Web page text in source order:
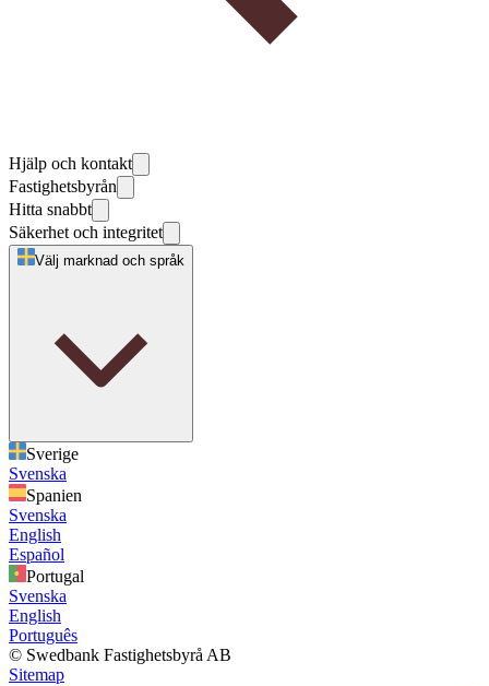
Hjälp och kontakt
Fastighetsbyrån
Hitta snabbt
Säkerhet och integritet
Välj marknad och språk
Sverige
Svenska
Spanien
Svenska
English
Español
Portugal
Svenska
English
Português
© Swedbank Fastighetsbyrå AB
Sitemap